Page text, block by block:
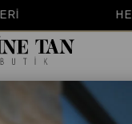
UYGUN KALIP